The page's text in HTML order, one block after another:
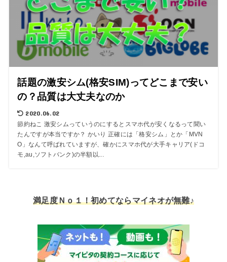
話題の激安シム(格安SIM)ってどこまで安い
の？品質は大丈夫なのか
2020.06.02
節約ねこ 激安シムっていうのにするとスマホ代が安くなるって聞い
たんですが本当ですか？ かいり 正確には「格安シム」とか「MVN
O」なんて呼ばれていますが、確かにスマホ代が大手キャリア(ドコ
モ,au,ソフトバンク)の半額以...
満足度Ｎｏ１！初めてならマイネオが無難♪